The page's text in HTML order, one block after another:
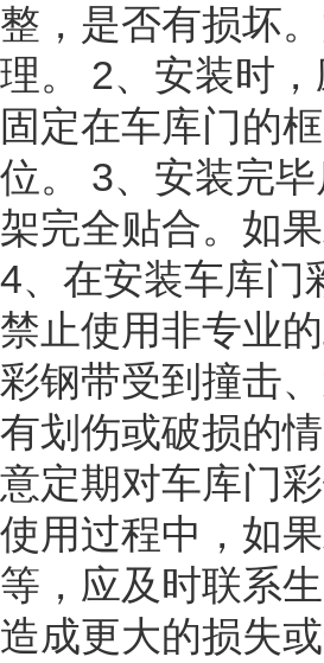
整，是否有损坏
理。 2、安装时
固定在车库门的
位。 3、安装完
架完全贴合。如
4、在安装车库门
禁止使用非专业
彩钢带受到撞击
有划伤或破损的
意定期对车库门
使用过程中，如
等，应及时联系
造成更大的损失